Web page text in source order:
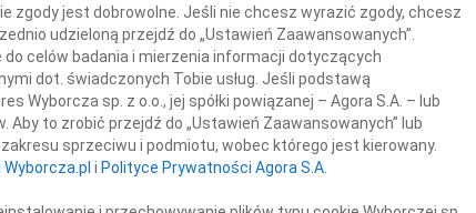
INNE NEKROLOGI
Wanda Milan 03.08.2026Łódź
Z głębokim żalem zawiadamiamy, że
Tadeusz Maciaszek wiek: 73
Z głębokim żalem zawiadamiamy, że 24
Adam Gawryszczak 21.07.2026
W dniu 15 lipca 2026 roku odszedł nasz...
Jan Rek
W dniu 4 lipca2026 roku zmarł w Łodzi
zgody jest dobrowolne. Jeśli nie chcesz wyrazić zgody, chcesz
udzieloną przejdź do „Ustawień Zaawansowanych”.
celów badania i mierzenia informacji dotyczących
dot. świadczonych Tobie usług. Jeśli podstawą
Wyborcza sp. z o.o., jej spółki powiązanej – Agora S.A. – lub
to zrobić przejdź do „Ustawień Zaawansowanych” lub
sprzeciwu i podmiotu, wobec którego jest kierowany.
i Polityce Prywatności Agora S.A.